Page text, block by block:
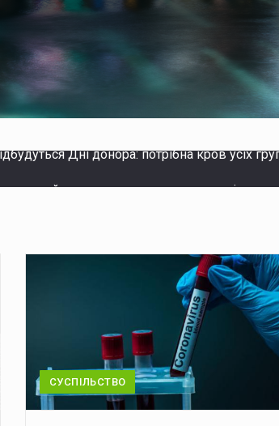
Івана Франка: як курсуватиме
Скальда ускладнений рух транспорту
Америки» відновлює роботу Керівництво
може бути спробою зробити
водія з понад десятикратним
СУСПІЛЬСТВО